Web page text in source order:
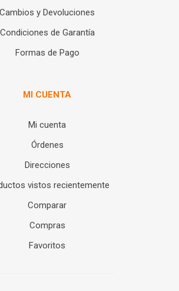
Cambios y Devoluciones
Condiciones de Garantía
Formas de Pago
MI CUENTA
Mi cuenta
Órdenes
Direcciones
vistos recientemente
Comparar
Compras
Favoritos